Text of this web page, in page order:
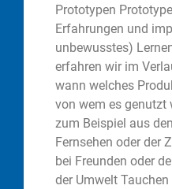
Prototypen
Erfahrungen und
unbewusstes)
erfahren wir im
wann welches
von wem es genutzt
zum Beispiel aus
Fernsehen oder der
bei Freunden oder
der Umwelt